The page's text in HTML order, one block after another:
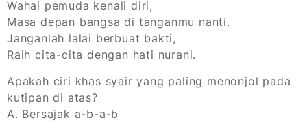
Wahai pemuda kenali diri,
Masa depan bangsa di tanganmu nanti.
Janganlah lalai berbuat bakti,
Raih cita-cita dengan hati nurani.
Apakah ciri khas syair yang paling menonjol pada
kutipan di atas?
A. Bersajak a-b-a-b